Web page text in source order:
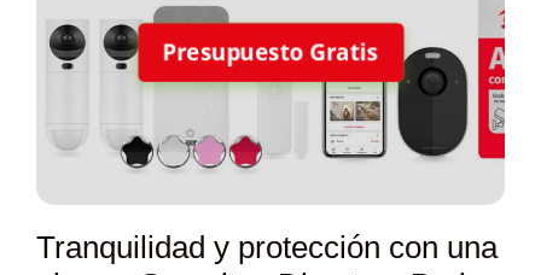
Presupuesto Gratis
Tranquilidad y protección con una